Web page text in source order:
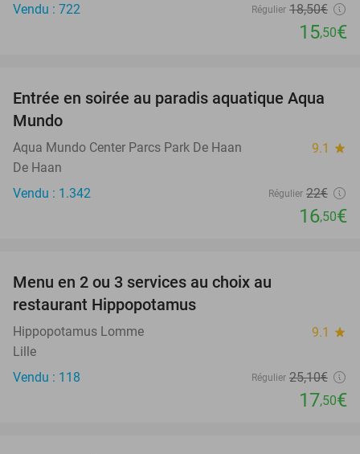
Vendu : 722
Régulier 18,50€
15,50€
25%
Entrée en soirée au paradis aquatique Aqua
Mundo
Aqua Mundo Center Parcs Park De Haan 9.1 star
De Haan
Vendu : 1.342
Régulier 22€
16,50€
Menu en 2 ou 3 services au choix au
restaurant Hippopotamus
Hippopotamus Lomme 9.1 star
Lille
Vendu : 118
Régulier 25,10€
17,50€